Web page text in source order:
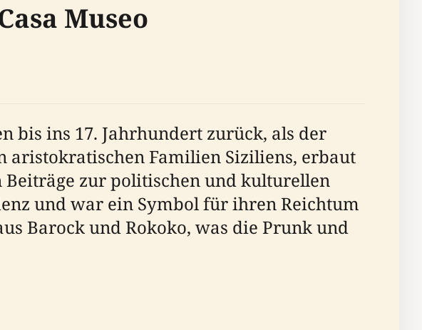
Museo
bis ins 17. Jahrhundert zurück, als der
aristokratischen Familien Siziliens, erbaut
zur politischen und kulturellen
und war ein Symbol für ihren Reichtum
Barock und Rokoko, was die Prunk und